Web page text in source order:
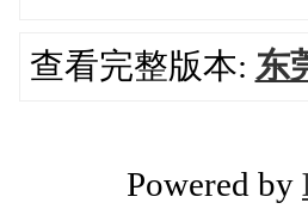
查看完整版本: 东
Powered by